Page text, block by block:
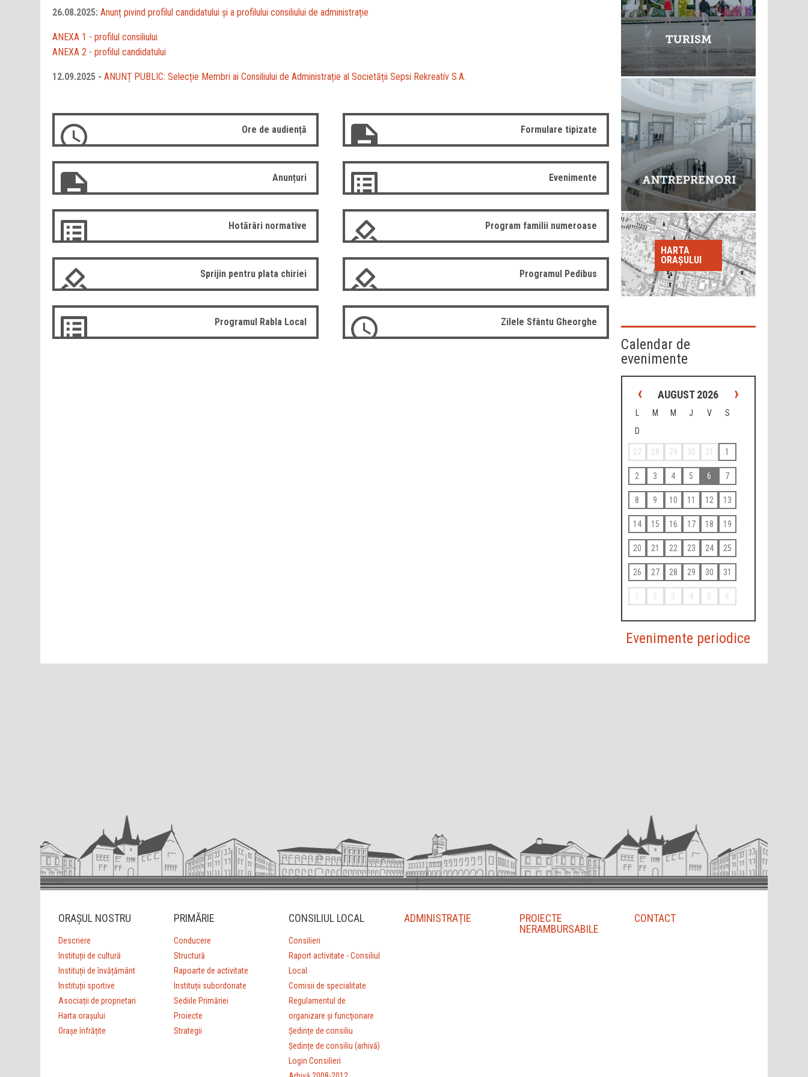
26.08.2025: Anunț pivind profilul candidatului și a profilului consiliului de administrație
ANEXA 1 - profilul consiliului
ANEXA 2 - profilul candidatului
12.09.2025 -ANUNȚ PUBLIC: Selecție Membri ai Consiliului de Administrație al Societății Sepsi Rekreatív S.A.
Ore de audiență Formulare tipizate
Anunțuri Evenimente
Hotărâri normative Program familii numeroase
Sprijin pentru plata chiriei Programul Pedibus
Programul Rabla Local Zilele Sfântu Gheorghe
HARTA
ORAȘULUI
Calendar de
evenimente
‹ AUGUST 2026 ›
L M M J V
S
D
27 28 29 30 31 1
2 3 4 5 6 7
8 9 10 11 12 13
14 15 16 17 18 19
20 21 22 23 24 25
26 27 28 29 30 31
1 2 3 4 5 6
Evenimente periodice
ORAȘUL NOSTRU
Descriere
Instituții de cultură
Instituții de învățământ
Instituții sportive
Asociații de proprietari
Harta orașului
Orașe înfrățite
PRIMĂRIE
Conducere
Structură
Rapoarte de activitate
Instituții subordonate
Sediile Primăriei
Proiecte
Strategii
CONSILIUL LOCAL
Consilieri
Raport activitate - Consiliul
Local
Comisii de specialitate
Regulamentul de
organizare şi funcţionare
Ședințe de consiliu
Ședințe de consiliu (arhivă)
Login Consilieri
ADMINISTRAȚIE
PROIECTE
NERAMBURSABILE
CONTACT